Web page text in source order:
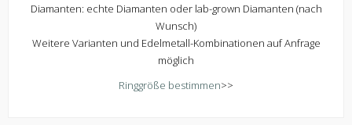
Diamanten: echte Diamanten oder lab-grown Diamanten (nach
Wunsch)
Weitere Varianten und Edelmetall-Kombinationen auf Anfrage
möglich
Ringgröße bestimmen>>